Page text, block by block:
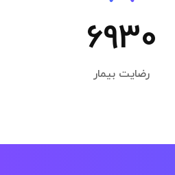
6930
رضایت بیمار